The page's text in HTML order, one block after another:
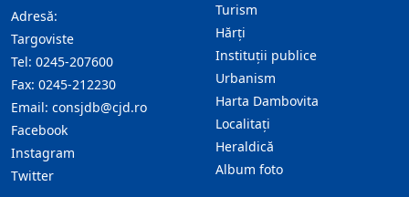
Adresă:
Targoviste
Tel: 0245-207600
Fax: 0245-212230
Email: consjdb@cjd.ro
Facebook
Instagram
Twitter
Turism
Hărţi
Instituţii publice
Urbanism
Harta Dambovita
Localitaţi
Heraldică
Album foto